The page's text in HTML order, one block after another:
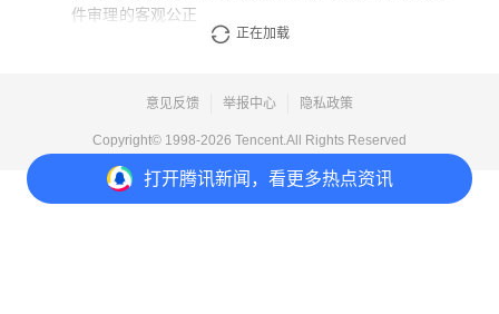
打开腾讯新闻，看更多热点资讯
件审理的客观公正
回复
正在加载
意见反馈 举报中心 隐私政策
Copyright© 1998-2026 Tencent.All Rights Reserved